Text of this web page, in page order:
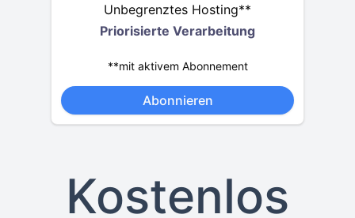
Unbegrenztes Hosting**
Priorisierte Verarbeitung
**mit aktivem Abonnement
Abonnieren
Kostenlos